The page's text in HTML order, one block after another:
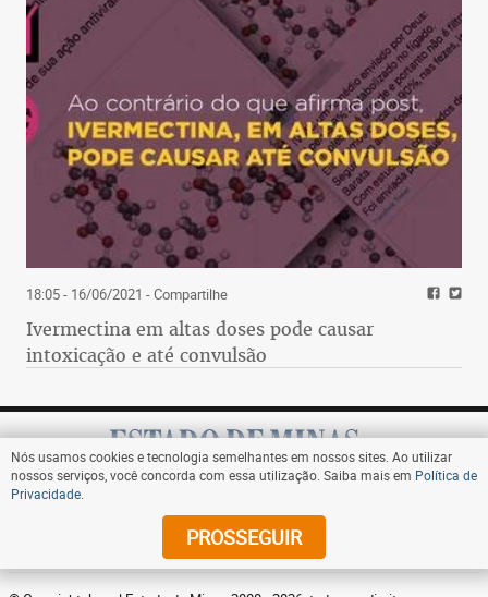
18:05 - 16/06/2021 - Compartilhe
Ivermectina em altas doses pode causar
intoxicação e até convulsão
Assine
Nós usamos cookies e tecnologia semelhantes em nossos sites. Ao utilizar
nossos serviços, você concorda com essa utilização. Saiba mais em Política de
Privacidade
PROSSEGUIR